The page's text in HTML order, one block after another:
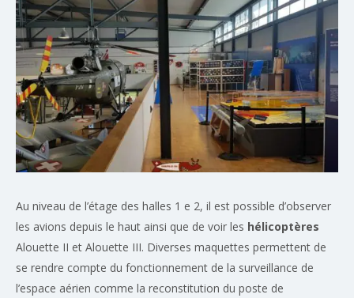
Au niveau de l’étage des halles 1 e 2, il est possible d’observer
les avions depuis le haut ainsi que de voir les hélicoptères
Alouette II et Alouette III. Diverses maquettes permettent de
se rendre compte du fonctionnement de la surveillance de
l’espace aérien comme la reconstitution du poste de